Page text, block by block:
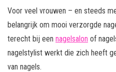
Voor veel vrouwen – en steeds
belangrijk om mooi verzorgde
terecht bij een nagelsalon of
nagelstylist werkt die zich heeft
van nagels.